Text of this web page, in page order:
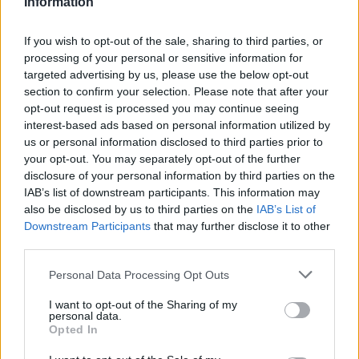
If you wish to opt-out of the sale, sharing to third parties, or
processing of your personal or sensitive information for
targeted advertising by us, please use the below opt-out
section to confirm your selection. Please note that after your
opt-out request is processed you may continue seeing
interest-based ads based on personal information utilized by
us or personal information disclosed to third parties prior to
your opt-out. You may separately opt-out of the further
disclosure of your personal information by third parties on the
IAB’s list of downstream participants. This information may
also be disclosed by us to third parties on the IAB’s List of
Downstream Participants that may further disclose it to other
Please note that this website/app uses one or more Google
not limited to your visit or usage behaviour. You may click to
grant or deny consent to Google and its third-party tags to
use your data for below specified purposes in below Google
consent section.
Personal Data Processing Opt Outs
I want to opt-out of the Sharing of my
personal data.
Opted In
Gallura, finti clienti svuotano le suite: furto da
50mila nel resort
Meteo Olbia 7 agosto, sole e caldo tornano
protagonisti
Test tunnel Olbia: rampe chiuse ancora fino a
fine agosto
Aggius conquista la classifica delle mete più
amate dell’estate 2026